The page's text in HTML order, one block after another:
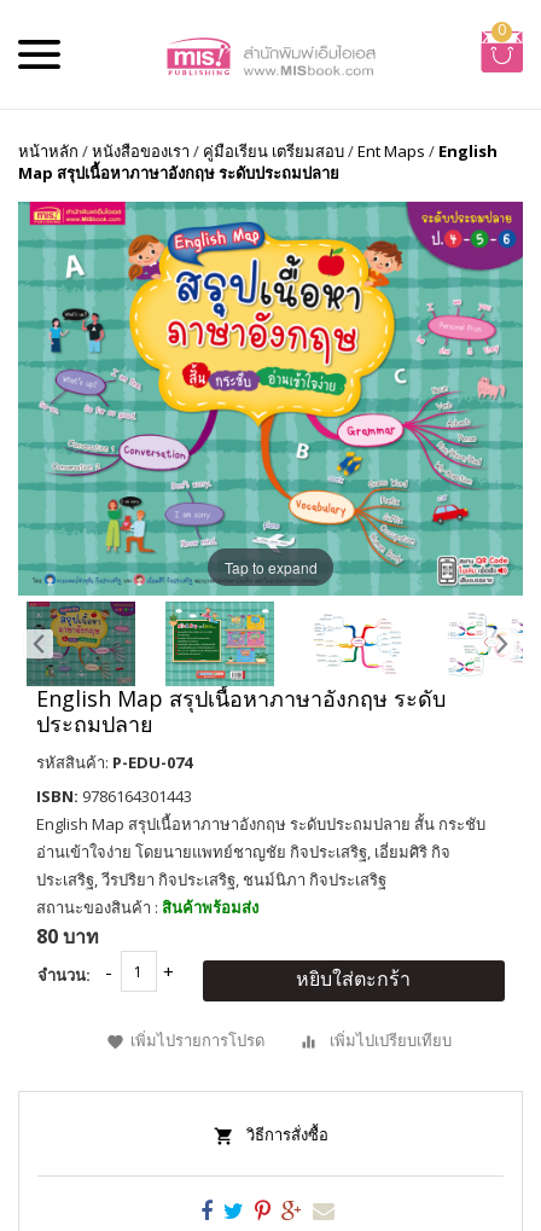
0
หน้าหลัก /หนังสือของเรา / คู่มือเรียน เตรียมสอบ/Ent Maps / English
Map สรุปเนื้อหาภาษาอังกฤษ ระดับประถมปลาย
Tap to expand
English Map สรุปเนื้อหาภาษาอังกฤษ ระดับ
ประถมปลาย
รหัสสินค้า: P-EDU-074
ISBN: 9786164301443
English Map สรุปเนื้อหาภาษาอังกฤษ ระดับประถมปลาย สั้น กระชับ
อ่านเข้าใจง่าย โดยนายแพทย์ชาญชัย กิจประเสริฐ, เอี่ยมศิริ กิจ
ประเสริฐ, วีรปริยา กิจประเสริฐ, ชนม์นิภา กิจประเสริฐ
สถานะของสินค้า : สินค้าพร้อมส่ง
80 บาท
จำนวน: หยิบใส่ตะกร้า
เพิ่มไปรายการโปรด เพิ่มไปเปรียบเทียบ
วิธีการสั่งซื้อ